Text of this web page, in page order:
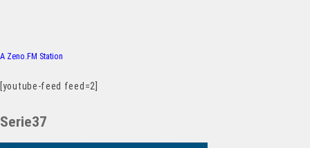
A Zeno.FM Station
[youtube-feed feed=2]
Serie37